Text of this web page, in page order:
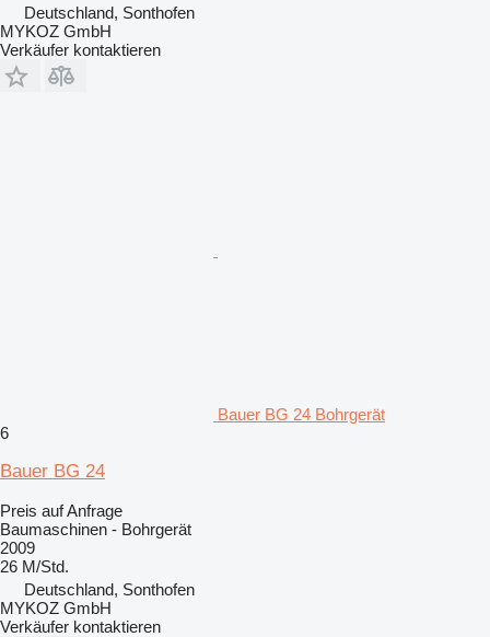
Deutschland, Sonthofen
MYKOZ GmbH
Verkäufer kontaktieren
Bauer BG 24 Bohrgerät
6
Bauer BG 24
Preis auf Anfrage
Baumaschinen - Bohrgerät
2009
26 M/Std.
Deutschland, Sonthofen
MYKOZ GmbH
Verkäufer kontaktieren